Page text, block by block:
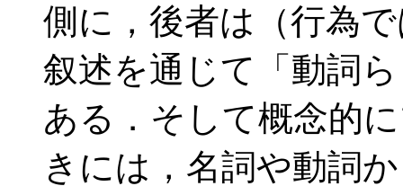
側に，後者は（行為
叙述を通じて「動詞
ある．そして概念的
きには，名詞や動詞